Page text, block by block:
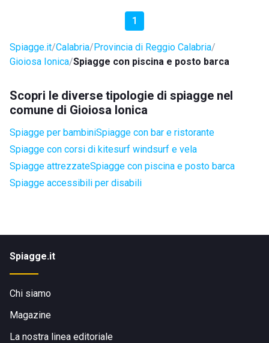
1
Spiagge.it Calabria Provincia di Reggio Calabria
Gioiosa Ionica Spiagge con piscina e posto barca
Scopri le diverse tipologie di spiagge nel
comune di Gioiosa Ionica
Spiagge per bambiniSpiagge con bar e ristorante
Spiagge con corsi di kitesurf windsurf e vela
Spiagge attrezzateSpiagge con piscina e posto barca
Spiagge accessibili per disabili
Spiagge.it
Chi siamo
Magazine
La nostra linea editoriale